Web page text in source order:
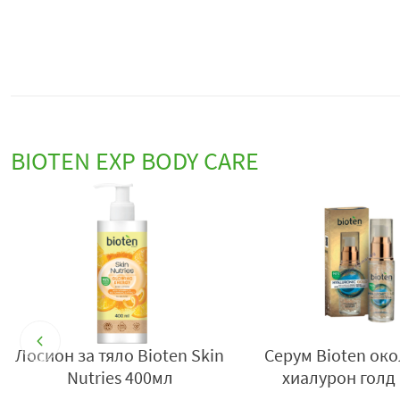
BIOTEN EXP BODY CARE
Лосион за тяло Bioten Skin
Nutries 400мл
Серум Bioten
хиалурон